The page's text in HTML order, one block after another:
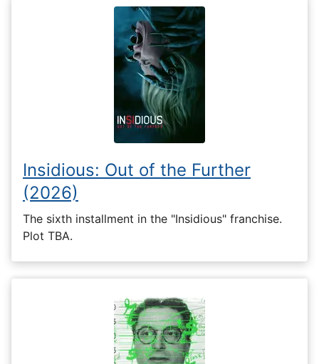
Insidious: Out of the Further
(2026)
The sixth installment in the "Insidious" franchise.
Plot TBA.